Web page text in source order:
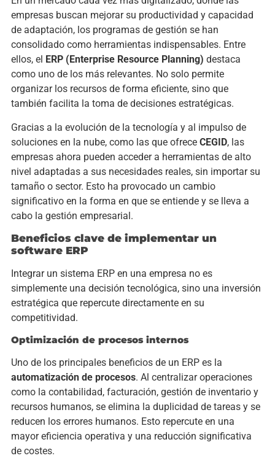
empresas buscan mejorar su productividad y capacidad
de adaptación, los programas de gestión se han
consolidado como herramientas indispensables. Entre
ellos, el ERP (Enterprise Resource Planning) destaca
como uno de los más relevantes. No solo permite
organizar los recursos de forma eficiente, sino que
también facilita la toma de decisiones estratégicas.
Gracias a la evolución de la tecnología y al impulso de
soluciones en la nube, como las que ofrece CEGID, las
empresas ahora pueden acceder a herramientas de alto
nivel adaptadas a sus necesidades reales, sin importar su
tamaño o sector. Esto ha provocado un cambio
significativo en la forma en que se entiende y se lleva a
cabo la gestión empresarial.
Beneficios clave de implementar un
software ERP
Integrar un sistema ERP en una empresa no es
simplemente una decisión tecnológica, sino una inversión
estratégica que repercute directamente en su
competitividad.
Optimización de procesos internos
Uno de los principales beneficios de un ERP es la
automatización de procesos. Al centralizar operaciones
como la contabilidad, facturación, gestión de inventario y
recursos humanos, se elimina la duplicidad de tareas y se
reducen los errores humanos. Esto repercute en una
mayor eficiencia operativa y una reducción significativa
de costes.